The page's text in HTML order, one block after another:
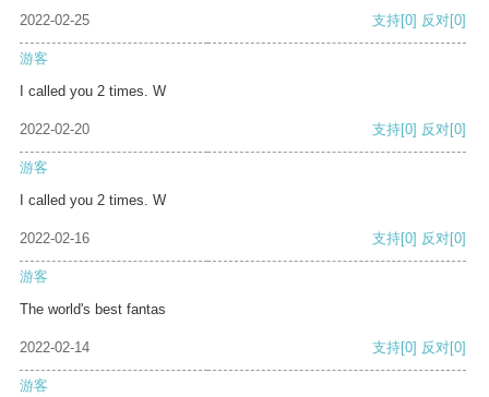
2022-02-25 支持[0] 反对[0]
游客
I called you 2 times. W
2022-02-20 支持[0] 反对[0]
游客
I called you 2 times. W
2022-02-16 支持[0] 反对[0]
游客
The world's best fantas
2022-02-14 支持[0] 反对[0]
游客